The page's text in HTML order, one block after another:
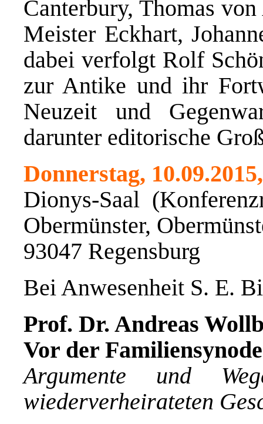
Canterbury, Thomas
Meister Eckhart,
dabei verfolgt Rolf
zur Antike und ihr
Neuzeit und
darunter editorische
Donnerstag,
Dionys-Saal
Obermünster,
93047 Regensburg
Bei Anwesenheit S. E.
Prof. Dr. Andreas
Vor der Familiensynode
Argumente und
wiederverheirateten